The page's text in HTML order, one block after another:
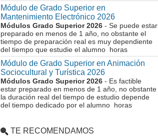
Módulo de Grado Superior en
Mantenimiento Electrónico 2026
Módulos Grado Superior 2026 - Se puede estar
preparado en menos de 1 año, no obstante el
tiempo de preparación real es muy dependiente
del tiempo que estudie el alumno horas
Módulo de Grado Superior en Animación
Sociocultural y Turística 2026
Módulos Grado Superior 2026 - Es factible
estar preparado en menos de 1 año, no obstante
la duración real del tiempo de estudio depende
del tiempo dedicado por el alumno horas
TE RECOMENDAMOS